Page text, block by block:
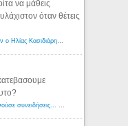
να μάθεις
όταν θέτεις
Αμερικανοί ρατσιστές αναρωτιούνται αν ο Ηλίας Κασιδιάρης ανήκει στη λευκή φυλή... - Λόγιος Ερμής
Ένα βιβλίο που πολεμήθηκε γιατί ξυπνούσε συνειδήσεις... - Λόγιος Ερμής | Η γνώση ξεκινάει με την αναζήτηση...